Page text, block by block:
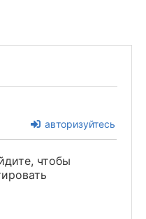
авторизуйтесь
чтобы